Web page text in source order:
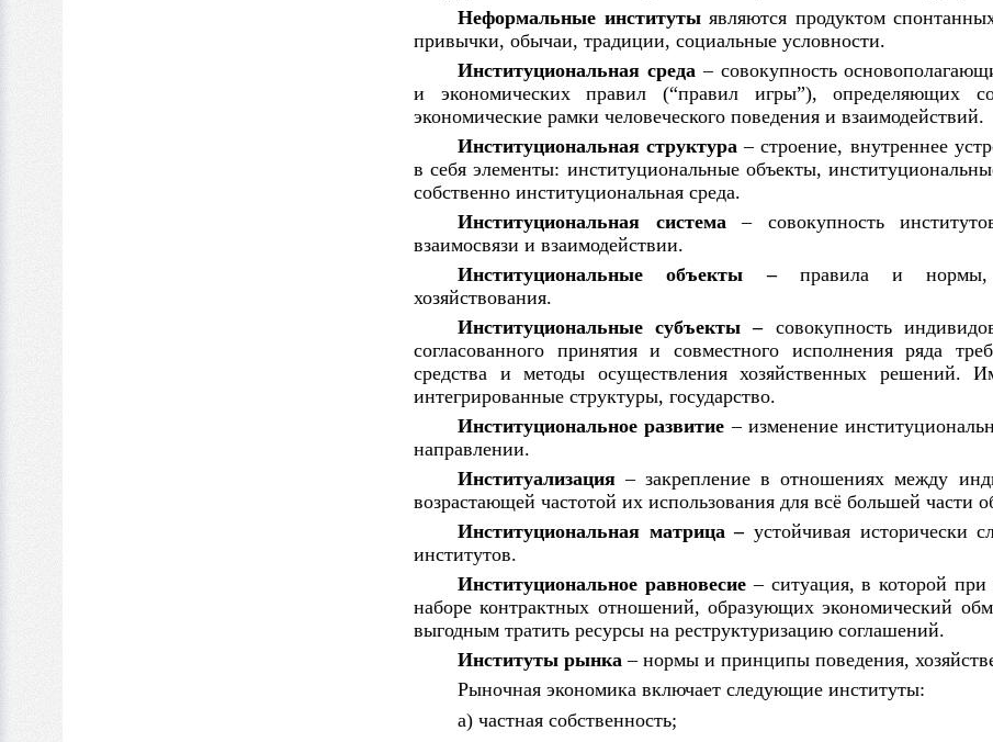
Неформальные институтыявляются продуктом
привычки, обычаи, традиции, социальные условности.
Институциональная среда–совокупность
и экономических правил (“правил игры”), определяющих
экономические рамки человеческого поведения и взаимодействий.
Институциональная структура –строение, внутреннее
всебя элементы: институциональные объекты,
собственно институциональная среда.
Институциональная система–совокупность
взаимосвязи и взаимодействии.
Институциональные объекты – правила и
хозяйствования.
Институциональные субъекты – совокупность
согласованного принятияисовместного исполнения ряда
средства и методы осуществления хозяйственных решений.
интегрированные структуры, государство.
Институциональное развитие –изменение
направлении.
Институализация –закреплениевотношениях между
возрастающей частотой их использования для всё большей части
Институциональная матрица– устойчивая исторически
институтов.
Институциональное равновесие–ситуация,вкоторой
наборе контрактных отношений, образующих экономический
выгодным тратить ресурсы на реструктуризацию соглашений.
Институты рынка –нормы и принципы поведения,
Рыночная экономика включает следующие институты:
а) частная собственность;